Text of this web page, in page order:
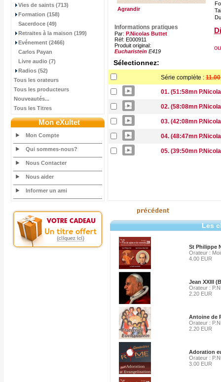
Vies de saints (713)
Formation (158)
Sacerdoce (49)
Retraites à la maison (199)
Evénement (2466)
Carlos Payan
Livre audio (7)
Radios (52)
Tous les orateurs
Tous les producteurs
Nouveautés...
Tous les Titres
Mon eXultet
Mon Compte
Qui sommes-nous?
Nous Contacter
Nous aider
Informer un ami
Agrandir
Informations pratiques
Par: P.Nicolas Buttet
Réf: E000911
Produit original:
Eucharistein E419
Sélectionnez:
Série complète : 11.00
01. (51:58mn
02. (58:08mn
03. (42:08mn
04. (48:47mn
05. (39:50mn
Les
St Philippe
Orateur :
4.00 EUR
Jean XXIII
Orateur :
2.20 EUR
Antoine de
Orateur :
2.20 EUR
Adoration
Orateur :
3.00 EUR